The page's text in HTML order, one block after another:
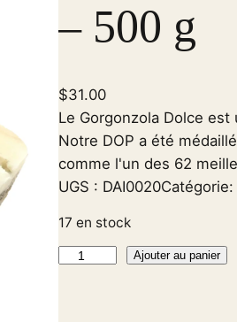
– 500 g
$31.00
Le Gorgonzola Dolce
Notre DOP a été
comme l'un des 62
UGS : DAI0020Catégorie:
17 en stock
Ajouter au panier